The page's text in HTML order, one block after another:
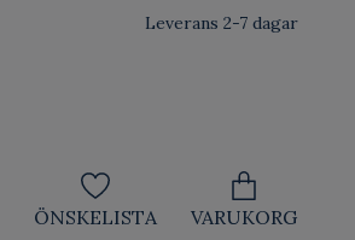
Leverans 2-7 dagar
ÖNSKELISTA VARUKORG